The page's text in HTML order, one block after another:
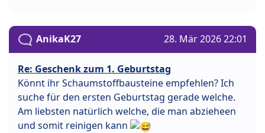
AnikaK27 28. Mär 2026 22:01
Re: Geschenk zum 1. Geburtstag
Könnt ihr Schaumstoffbausteine empfehlen? Ich
suche für den ersten Geburtstag gerade welche.
Am liebsten natürlich welche, die man abzieheen
und somit reinigen kann